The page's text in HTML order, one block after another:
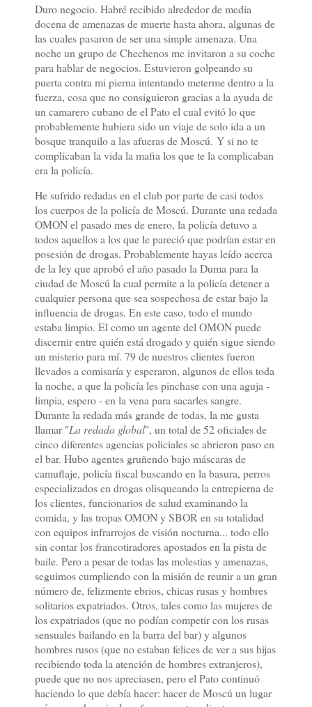
Duro negocio. Habré recibido alrededor de media
docena de amenazas de muerte hasta ahora, algunas de
las cuales pasaron de ser una simple amenaza. Una
noche un grupo de Chechenos me invitaron a su coche
para hablar de negocios. Estuvieron golpeando su
puerta contra mi pierna intentando meterme dentro a la
fuerza, cosa que no consiguieron gracias a la ayuda de
un camarero cubano de el Pato el cual evitó lo que
probablemente hubiera sido un viaje de solo ida a un
bosque tranquilo a las afueras de Moscú. Y si no te
complicaban la vida la mafia los que te la complicaban
era la policía.
He sufrido redadas en el club por parte de casi todos
los cuerpos de la policía de Moscú. Durante una redada
OMON el pasado mes de enero, la policía detuvo a
todos aquellos a los que le pareció que podrían estar en
posesión de drogas. Probablemente hayas leído acerca
de la ley que aprobó el año pasado la Duma para la
ciudad de Moscú la cual permite a la policía detener a
cualquier persona que sea sospechosa de estar bajo la
influencia de drogas. En este caso, todo el mundo
estaba limpio. El como un agente del OMON puede
discernir entre quién está drogado y quién sigue siendo
un misterio para mí. 79 de nuestros clientes fueron
llevados a comisaría y esperaron, algunos de ellos toda
la noche, a que la policía les pinchase con una aguja -
limpia, espero - en la vena para sacarles sangre.
Durante la redada más grande de todas, la me gusta
llamar "La redada global", un total de 52 oficiales de
cinco diferentes agencias policiales se abrieron paso en
el bar. Hubo agentes gruñendo bajo máscaras de
camuflaje, policía fiscal buscando en la basura, perros
especializados en drogas olisqueando la entrepierna de
los clientes, funcionarios de salud examinando la
comida, y las tropas OMON y SBOR en su totalidad
con equipos infrarrojos de visión nocturna... todo ello
sin contar los francotiradores apostados en la pista de
baile. Pero a pesar de todas las molestias y amenazas,
seguimos cumpliendo con la misión de reunir a un gran
número de, felizmente ebrios, chicas rusas y hombres
solitarios expatriados. Otros, tales como las mujeres de
los expatriados (que no podían competir con los rusas
sensuales bailando en la barra del bar) y algunos
hombres rusos (que no estaban felices de ver a sus hijas
recibiendo toda la atención de hombres extranjeros),
puede que no nos apreciasen, pero el Pato continuó
haciendo lo que debía hacer: hacer de Moscú un lugar